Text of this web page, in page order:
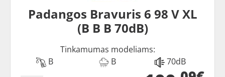
Padangos Bravuris 6 98 V XL
(B B B 70dB)
Tinkamumas modeliams:
B
B 70dB